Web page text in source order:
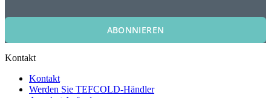
ABONNIEREN
Kontakt
Kontakt
Werden Sie TEFCOLD-Händler